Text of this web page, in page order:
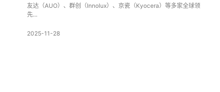
友达（AUO）、群创（Innolux）、京瓷（Kyocera）等多家全球领
先...
2025-11-28